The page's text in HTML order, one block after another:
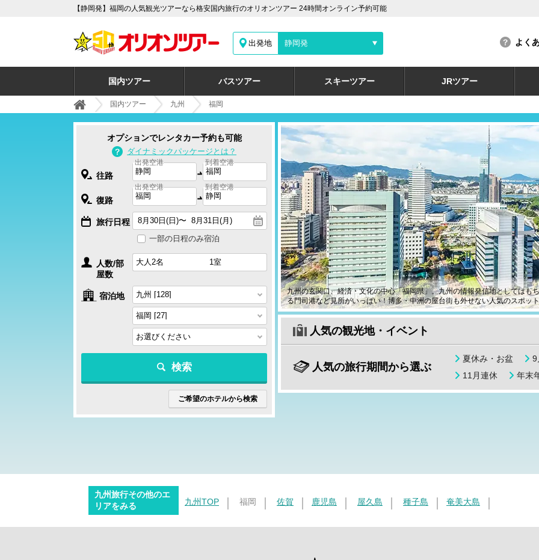
【静岡発】福岡の人気観光ツアーなら格安国内旅行のオリオンツアー 24時間オンライン予約可能
出発地 静岡発 よく
国内ツアー バスツアー スキーツアー JRツアー
国内ツアー 九州 福岡
九州の玄関口、経済・文化の中心「福岡県」。九州の情報発信地としてはも
る門司港など見所がいっぱい！博多・中洲の屋台街も外せない人気のスポッ
人気の観光地・イベント
人気の旅行期間から選ぶ
夏休み・お盆
9
11月連休
年末
オプションでレンタカー予約も可能
ダイナミックパッケージとは？
往路
出発空港 到着空港
復路
出発空港 到着空港
旅行日程
一部の日程のみ宿泊
人数/部
屋数
宿泊地
検索
ご希望のホテルから検索
九州旅行その他のエ
リアをみる
九州TOP 福岡 佐賀 鹿児島 屋久島 種子島 奄美大島